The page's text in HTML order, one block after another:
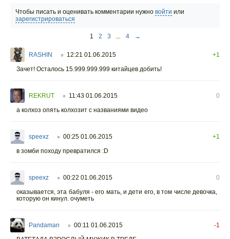
Чтобы писать и оценивать комментарии нужно войти или
зарегистрироваться
1 2 3 4 →
RASHIN ○ 12:21 01.06.2015
+1
Зачет! Осталось 15.999.999.999 китайцев добить!
REKRUT ○ 11:43 01.06.2015
0
а колхоз опять колхозит с названиями видео
speexz ○ 00:25 01.06.2015
+1
в зомби походу превратился :D
speexz ○ 00:22 01.06.2015
0
оказывается, эта бабуля - его мать, и дети его, в том числе девочка,
которую он кинул. очуметь
Pandaman ○ 00:11 01.06.2015
-1